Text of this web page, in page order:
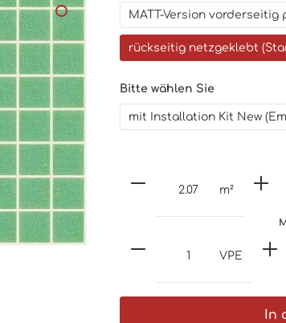
MATT-Version
rückseitig netzgeklebt
Bitte wählen Sie
mit Installation Kit New
m²
VPE
In